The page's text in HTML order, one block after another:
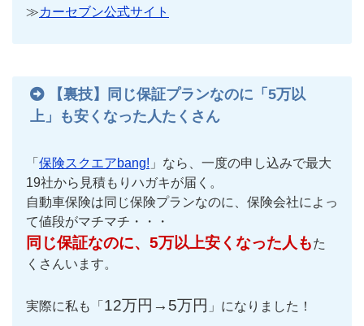
≫カーセブン公式サイト
【裏技】同じ保証プランなのに「5万以
上」も安くなった人たくさん
「 保険スクエアbang! 」なら、一度の申し込みで最大
19社から見積もりハガキが届く。
自動車保険は同じ保険プランなのに、保険会社によっ
て値段がマチマチ・・・
同じ保証なのに、5万以上安くなった人もた
くさんいます。
実際に私も「 12万円→5万円 」になりました！